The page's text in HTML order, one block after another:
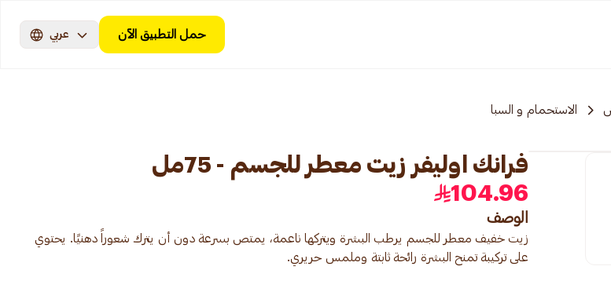
حمل التطبيق الآن عربي
الاستحمام و السبا
فرانك اوليفر زيت معطر للجسم - 75مل
104.96
الوصف
زيت خفيف معطر للجسم يرطب البشرة ويتركها ناعمة، يمتص بسرعة دون أن يترك شعوراً دهنيًا. يحتوي
على تركيبة تمنح البشرة رائحة ثابتة وملمس حريري.